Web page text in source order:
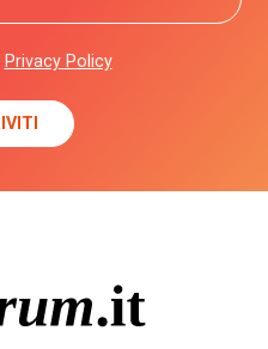
Privacy Policy